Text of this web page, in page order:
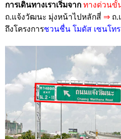
การเดินทางเราเริ่มจาก ทางด่วนขั้
ถ.แจ้งวัฒนะ มุ่งหน้าไปหลักสี่ ⇒ ถ.
ถึงโครงการชวนชื่น โมดัส เซนโทร